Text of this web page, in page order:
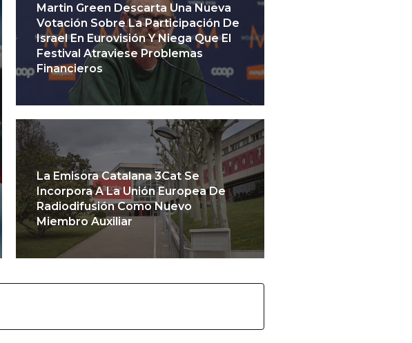
Martin Green Descarta Una Nueva
Votación Sobre La Participación De
Israel En Eurovisión Y Niega Que El
Festival Atraviese Problemas
Financieros
La Emisora Catalana 3Cat Se
Incorpora A La Unión Europea De
Radiodifusión Como Nuevo
Miembro Auxiliar